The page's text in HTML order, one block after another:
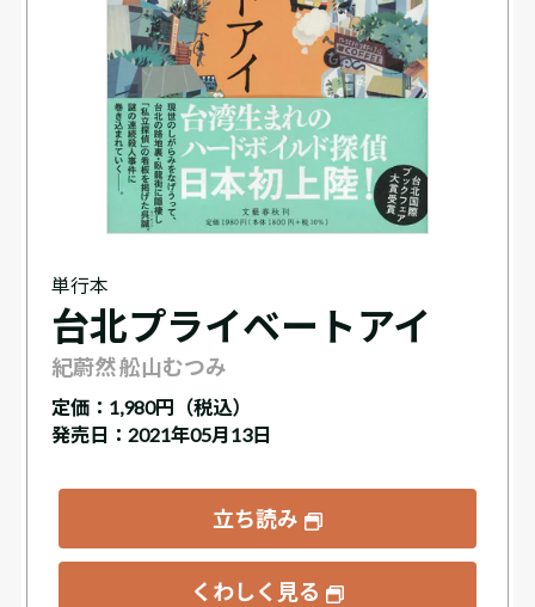
単行本
台北プライベートアイ
紀蔚然 舩山むつみ
定価： 1,980円（税込）
発売日：2021年05月13日
立ち読み
くわしく見る